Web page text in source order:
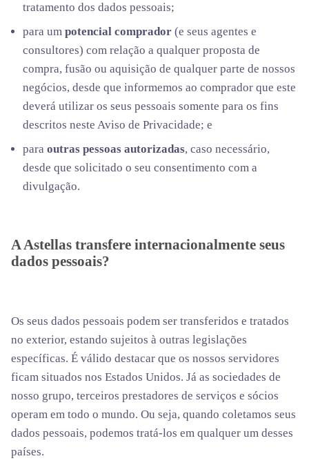
tratamento dos dados pessoais;
para umpotencial comprador(e seus agentes e
consultores) com relação a qualquer proposta de
compra, fusão ou aquisição de qualquer parte de nossos
negócios, desde que informemos ao comprador que este
deverá utilizar os seus pessoais somente para os fins
descritos neste Aviso de Privacidade; e
paraoutras pessoas autorizadas, caso necessário,
desde que solicitado o seu consentimento com a
divulgação.
A Astellas transfere internacionalmente seus
dados pessoais?
Os seus dados pessoais podem ser transferidos e tratados
no exterior, estando sujeitos à outras legislações
específicas. É válido destacar que os nossos servidores
ficam situados nos Estados Unidos. Já as sociedades de
nosso grupo, terceiros prestadores de serviços e sócios
operam em todo o mundo. Ou seja, quando coletamos seus
dados pessoais, podemos tratá-los em qualquer um desses
países.